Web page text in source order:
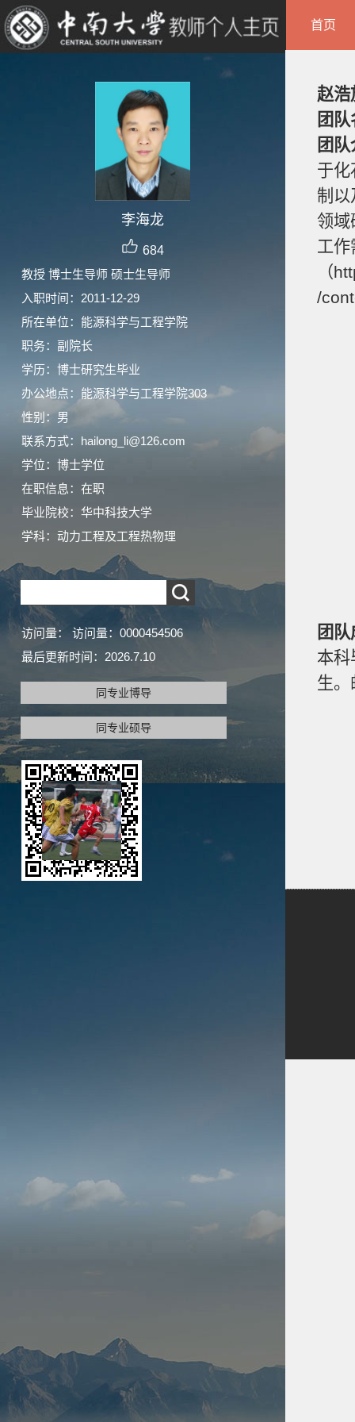
李海龙
684
教授 博士生导师 硕士生导师
入职时间：2011-12-29
所在单位：能源科学与工程学院
职务：副院长
学历：博士研究生毕业
办公地点：能源科学与工程学院303
性别：男
联系方式：hailong_li@126.com
学位：博士学位
在职信息：在职
毕业院校：华中科技大学
学科：动力工程及工程热物理
访问量： 访问量： 0000454506
最后更新时间： 2026.7.10
同专业博导
同专业硕导
首页
赵浩
团
团
于化
制以
领域
工作
（
/
团
本科
生